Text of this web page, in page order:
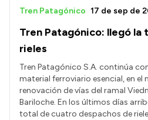
Tren Patagónico: llegó
rieles
Tren Patagónico 17 de sep de
Tren Patagónico S.A. continúa
material ferroviario esencial, en el
renovación de vías del ramal
Bariloche. En los últimos días
total de cuatro despachos de